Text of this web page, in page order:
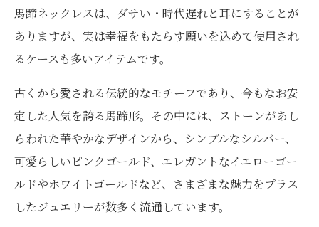
馬蹄ネックレスは、ダサい・時代遅れと耳にすることが
ありますが、実は幸福をもたらす願いを込めて使用され
るケースも多いアイテムです。
古くから愛される伝統的なモチーフであり、今もなお安
定した人気を誇る馬蹄形。その中には、ストーンがあし
らわれた華やかなデザインから、シンプルなシルバー、
可愛らしいピンクゴールド、エレガントなイエローゴー
ルドやホワイトゴールドなど、さまざまな魅力をプラス
したジュエリーが数多く流通しています。